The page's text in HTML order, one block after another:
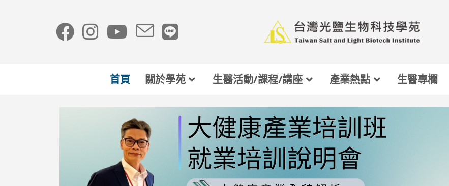
首頁 關於學苑 生醫活動/課程/講座 產業熱點 生醫專欄